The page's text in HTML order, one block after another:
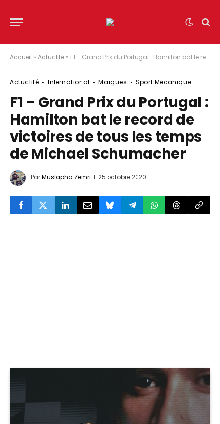
Accueil » Actualité » F1 – Grand Prix du Portugal : Hamilton bat le record de victoires de tous les temps de Michael Schumacher
Actualité International Marques Sport Mécanique
F1 – Grand Prix du Portugal :
Hamilton bat le record de
victoires de tous les temps
de Michael Schumacher
ParMustapha Zemri 25 octobre 2020